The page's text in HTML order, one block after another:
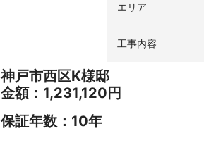
エリア
工事内容
神戸市西区K様邸
金額：1,231,120円
保証年数：10年